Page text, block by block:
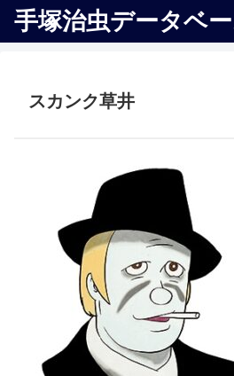
手塚治虫データベ
スカンク草井